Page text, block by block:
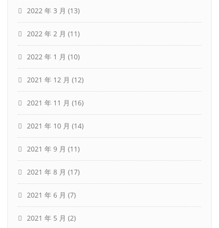
2022 年 3 月 (13)
2022 年 2 月 (11)
2022 年 1 月 (10)
2021 年 12 月 (12)
2021 年 11 月 (16)
2021 年 10 月 (14)
2021 年 9 月 (11)
2021 年 8 月 (17)
2021 年 6 月 (7)
2021 年 5 月 (2)